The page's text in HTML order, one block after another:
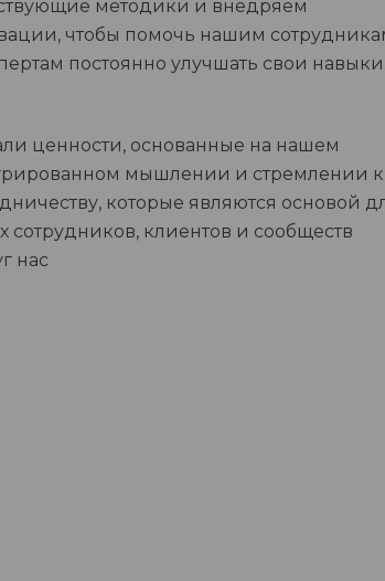
методики и внедряем
чтобы помочь нашим
постоянно улучшать свои навыки.
ценности, основанные на нашем
мышлении и стремлении к
которые являются основой
сотрудников, клиентов и сообществ
нас